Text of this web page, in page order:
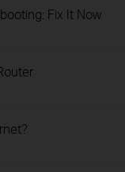
Fix It Now